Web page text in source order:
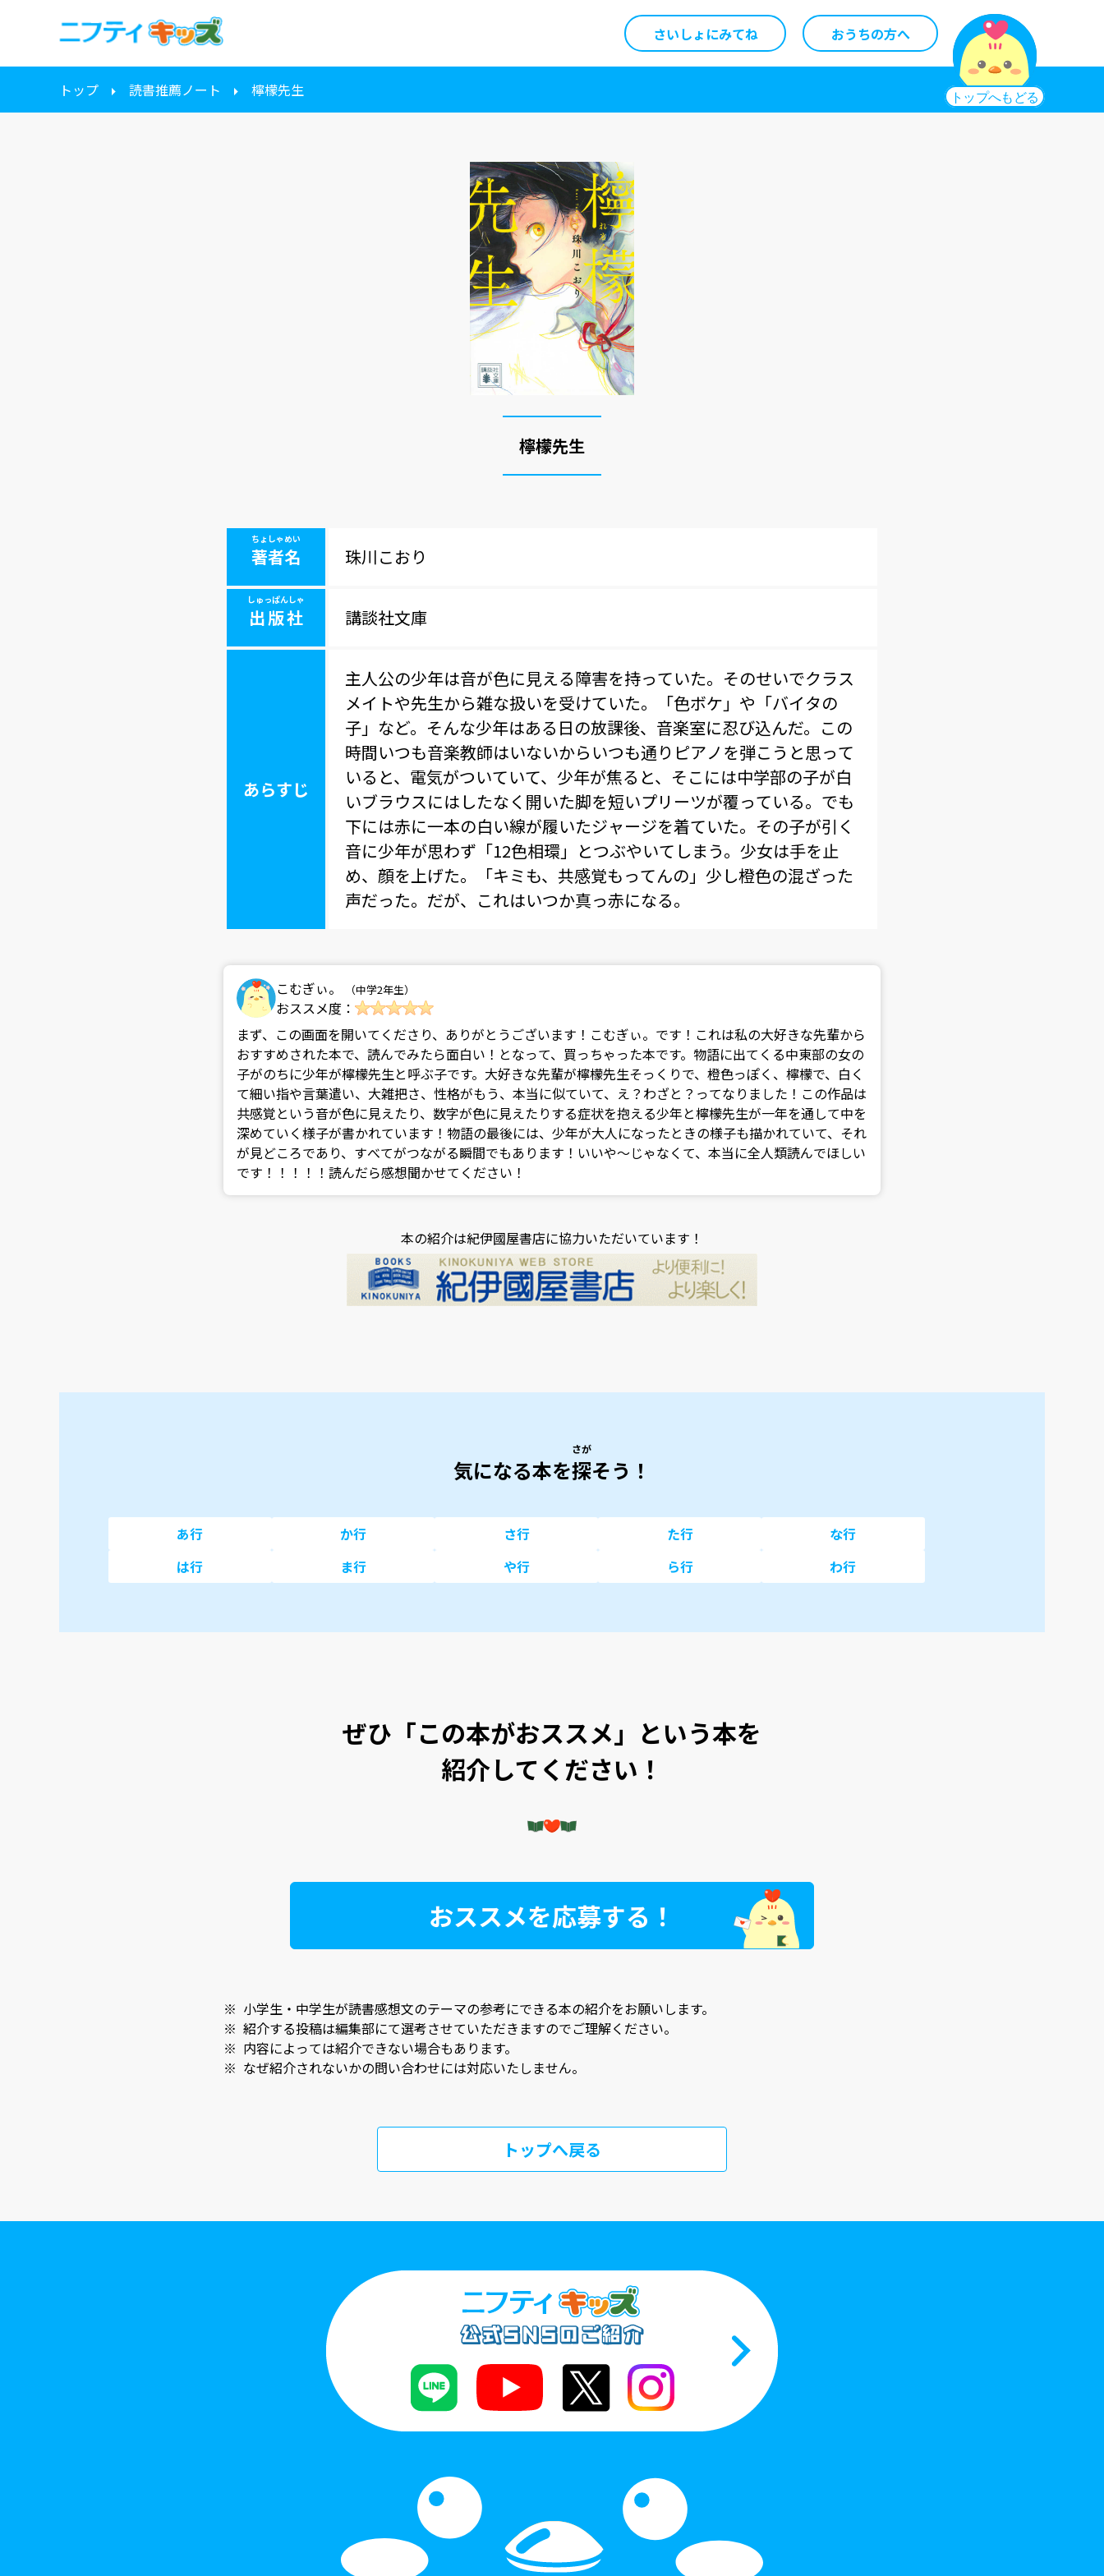
さいしょにみてね おうちの方へ
トップ 読書推薦ノート 檸檬先生
檸檬先生
著者名
ちょしゃめい
珠川こおり
出版社
しゅっぱんしゃ
講談社文庫
あらすじ
主人公の少年は音が色に見える障害を持っていた。そのせいでクラス
メイトや先生から雑な扱いを受けていた。「色ボケ」や「バイタの
子」など。そんな少年はある日の放課後、音楽室に忍び込んだ。この
時間いつも音楽教師はいないからいつも通りピアノを弾こうと思って
いると、電気がついていて、少年が焦ると、そこには中学部の子が白
いブラウスにはしたなく開いた脚を短いプリーツが覆っている。でも
下には赤に一本の白い線が履いたジャージを着ていた。その子が引く
音に少年が思わず「12色相環」とつぶやいてしまう。少女は手を止
め、顔を上げた。「キミも、共感覚もってんの」少し橙色の混ざった
声だった。だが、これはいつか真っ赤になる。
こむぎぃ。 （中学2年生）
おススメ度：
まず、この画面を開いてくださり、ありがとうございます！こむぎぃ。です！これは私の大好きな先輩から
おすすめされた本で、読んでみたら面白い！となって、買っちゃった本です。物語に出てくる中東部の女の
子がのちに少年が檸檬先生と呼ぶ子です。大好きな先輩が檸檬先生そっくりで、橙色っぽく、檸檬で、白く
て細い指や言葉遣い、大雑把さ、性格がもう、本当に似ていて、え？わざと？ってなりました！この作品は
共感覚という音が色に見えたり、数字が色に見えたりする症状を抱える少年と檸檬先生が一年を通して中を
深めていく様子が書かれています！物語の最後には、少年が大人になったときの様子も描かれていて、それ
が見どころであり、すべてがつながる瞬間でもあります！いいや～じゃなくて、本当に全人類読んでほしい
です！！！！！読んだら感想聞かせてください！
本の紹介は紀伊國屋書店に協力いただいています！
気になる本を探
さが
そう！
あ行 か行 さ行 た行
な行
は行
ま行 や行 ら行 わ行
ぜひ「この本がおススメ」という本を
紹介してください！
おススメを応募する！
※ 小学生・中学生が読書感想文のテーマの参考にできる本の紹介をお願いします。
※ 紹介する投稿は編集部にて選考させていただきますのでご理解ください。
※ 内容によっては紹介できない場合もあります。
※ なぜ紹介されないかの問い合わせには対応いたしません。
トップへ戻る